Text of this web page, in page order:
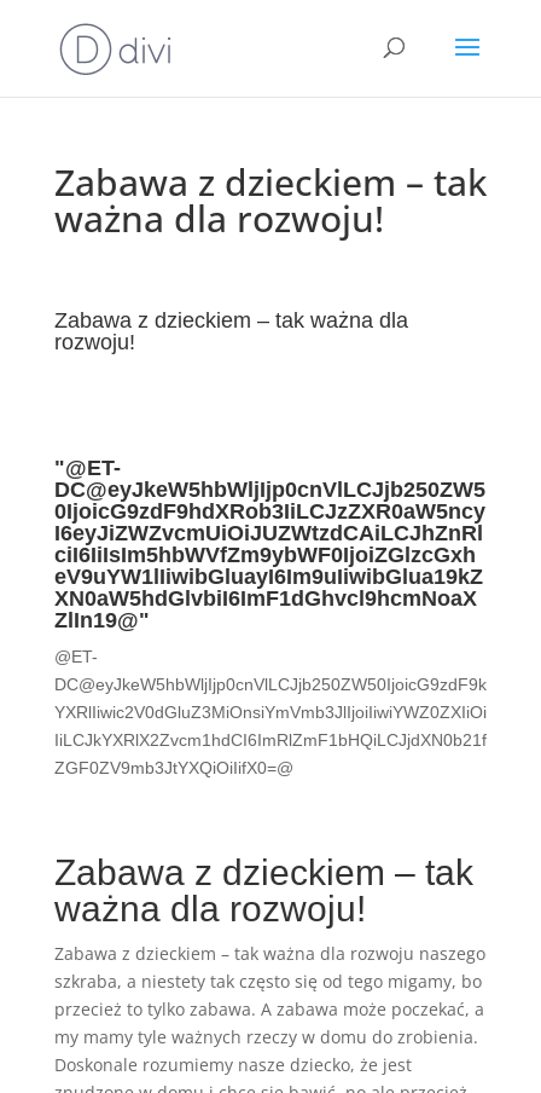
Zabawa z dzieckiem – tak
ważna dla rozwoju!
Zabawa z dzieckiem – tak ważna dla
rozwoju!
"@ET-
DC@eyJkeW5hbWljIjp0cnVlLCJjb250ZW5
0IjoicG9zdF9hdXRob3IiLCJzZXR0aW5ncy
I6eyJiZWZvcmUiOiJUZWtzdCAiLCJhZnRl
ciI6IiIsIm5hbWVfZm9ybWF0IjoiZGlzcGxh
eV9uYW1lIiwibGluayI6Im9uIiwibGlua19kZ
XN0aW5hdGlvbiI6ImF1dGhvcl9hcmNoaX
ZlIn19@"
@ET-
DC@eyJkeW5hbWljIjp0cnVlLCJjb250ZW50IjoicG9zdF9k
YXRlIiwic2V0dGluZ3MiOnsiYmVmb3JlIjoiIiwiYWZ0ZXIiOi
IiLCJkYXRlX2Zvcm1hdCI6ImRlZmF1bHQiLCJjdXN0b21f
ZGF0ZV9mb3JtYXQiOiIifX0=@
Zabawa z dzieckiem – tak
ważna dla rozwoju!
Zabawa z dzieckiem – tak ważna dla rozwoju naszego
szkraba, a niestety tak często się od tego migamy, bo
przecież to tylko zabawa. A zabawa może poczekać, a
my mamy tyle ważnych rzeczy w domu do zrobienia.
Doskonale rozumiemy nasze dziecko, że jest